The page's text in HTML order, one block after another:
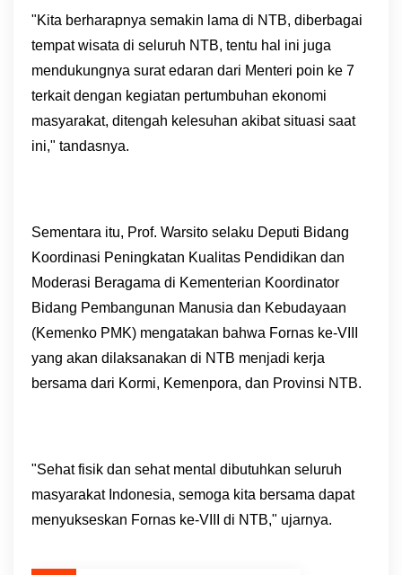
"Kita berharapnya semakin lama di NTB, diberbagai
tempat wisata di seluruh NTB, tentu hal ini juga
mendukungnya surat edaran dari Menteri poin ke 7
terkait dengan kegiatan pertumbuhan ekonomi
masyarakat, ditengah kelesuhan akibat situasi saat
ini," tandasnya.
Sementara itu, Prof. Warsito selaku Deputi Bidang
Koordinasi Peningkatan Kualitas Pendidikan dan
Moderasi Beragama di Kementerian Koordinator
Bidang Pembangunan Manusia dan Kebudayaan
(Kemenko PMK) mengatakan bahwa Fornas ke-VIII
yang akan dilaksanakan di NTB menjadi kerja
bersama dari Kormi, Kemenpora, dan Provinsi NTB.
"Sehat fisik dan sehat mental dibutuhkan seluruh
masyarakat Indonesia, semoga kita bersama dapat
menyukseskan Fornas ke-VIII di NTB," ujarnya.